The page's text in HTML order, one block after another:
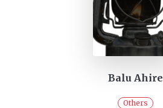
Balu Ahire
Others